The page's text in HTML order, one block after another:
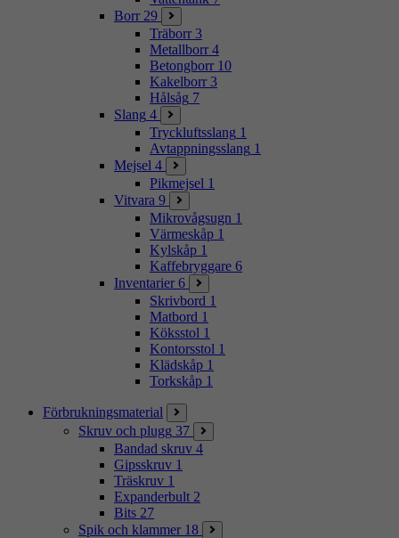
Borr 29
Träborr 3
Metallborr 4
Betongborr 10
Kakelborr 3
Hålsåg 7
Slang 4
Tryckluftsslang 1
Avtappningsslang 1
Mejsel 4
Pikmejsel 1
Vitvara 9
Mikrovågsugn 1
Värmeskåp 1
Kylskåp 1
Kaffebryggare 6
Inventarier 6
Skrivbord 1
Matbord 1
Köksstol 1
Kontorsstol 1
Klädskåp 1
Torkskåp 1
Förbrukningsmaterial
Skruv och plugg 37
Bandad skruv 4
Gipsskruv 1
Träskruv 1
Expanderbult 2
Bits 27
Spik och klammer 18